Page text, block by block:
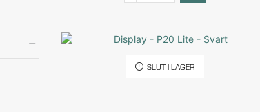
SLUT I LAGER